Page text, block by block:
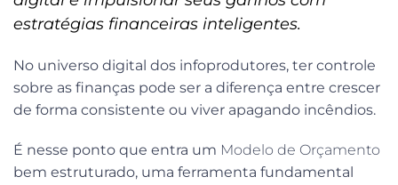
estratégias financeiras inteligentes.
No universo digital dos infoprodutores, ter controle
sobre as finanças pode ser a diferença entre crescer
de forma consistente ou viver apagando incêndios.
É nesse ponto que entra um Modelo de Orçamento
bem estruturado, uma ferramenta fundamental